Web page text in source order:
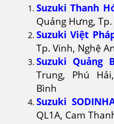
Suzuki Thanh
Quảng Hưng,
Suzuki Việt
Tp. Vinh, Nghệ
Suzuki Quảng
Trung, Phú
Bình
Suzuki
QL1A, Cam